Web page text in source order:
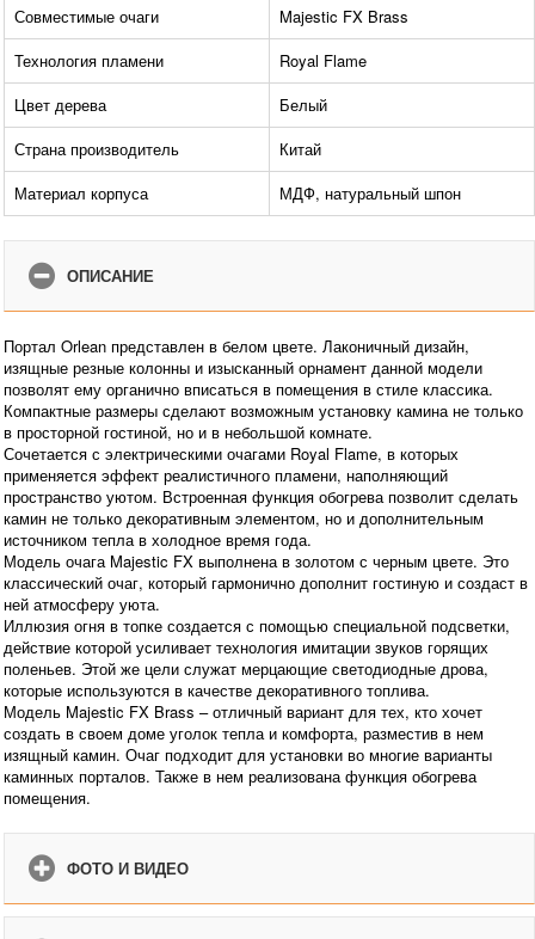
Совместимые очаги
Majestic FX Brass
Технология пламени
Royal Flame
Цвет дерева
Белый
Страна производитель
Китай
Материал корпуса
МДФ, натуральный шпон
ОПИСАНИЕ
Портал Orlean представлен в белом цвете. Лаконичный дизайн,
изящные резные колонны и изысканный орнамент данной модели
позволят ему органично вписаться в помещения в стиле классика.
Компактные размеры сделают возможным установку камина не только
в просторной гостиной, но и в небольшой комнате.
Сочетается с электрическими очагами Royal Flame, в которых
применяется эффект реалистичного пламени, наполняющий
пространство уютом. Встроенная функция обогрева позволит сделать
камин не только декоративным элементом, но и дополнительным
источником тепла в холодное время года.
Модель очага Majestic FX выполнена в золотом с черным цвете. Это
классический очаг, который гармонично дополнит гостиную и создаст в
ней атмосферу уюта.
Иллюзия огня в топке создается с помощью специальной подсветки,
действие которой усиливает технология имитации звуков горящих
поленьев. Этой же цели служат мерцающие светодиодные дрова,
которые используются в качестве декоративного топлива.
Модель Majestic FX Brass – отличный вариант для тех, кто хочет
создать в своем доме уголок тепла и комфорта, разместив в нем
изящный камин. Очаг подходит для установки во многие варианты
каминных порталов. Также в нем реализована функция обогрева
помещения.
ФОТО И ВИДЕО